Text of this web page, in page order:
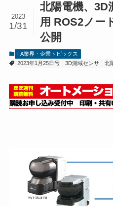
北陽電機、
用 ROS2ノー
公開
2023
1/31
FA業界・企業トピックス
2023年1月25日号
3D測域センサ 北